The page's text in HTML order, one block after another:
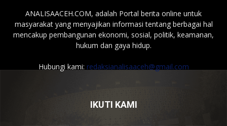
ANALISAACEH.COM, adalah Portal berita online untuk
masyarakat yang menyajikan informasi tentang berbagai hal
mencakup pembangunan ekonomi, sosial, politik, keamanan,
hukum dan gaya hidup.
Hubungi kami: redaksianalisaaceh@gmail.com
IKUTI KAMI